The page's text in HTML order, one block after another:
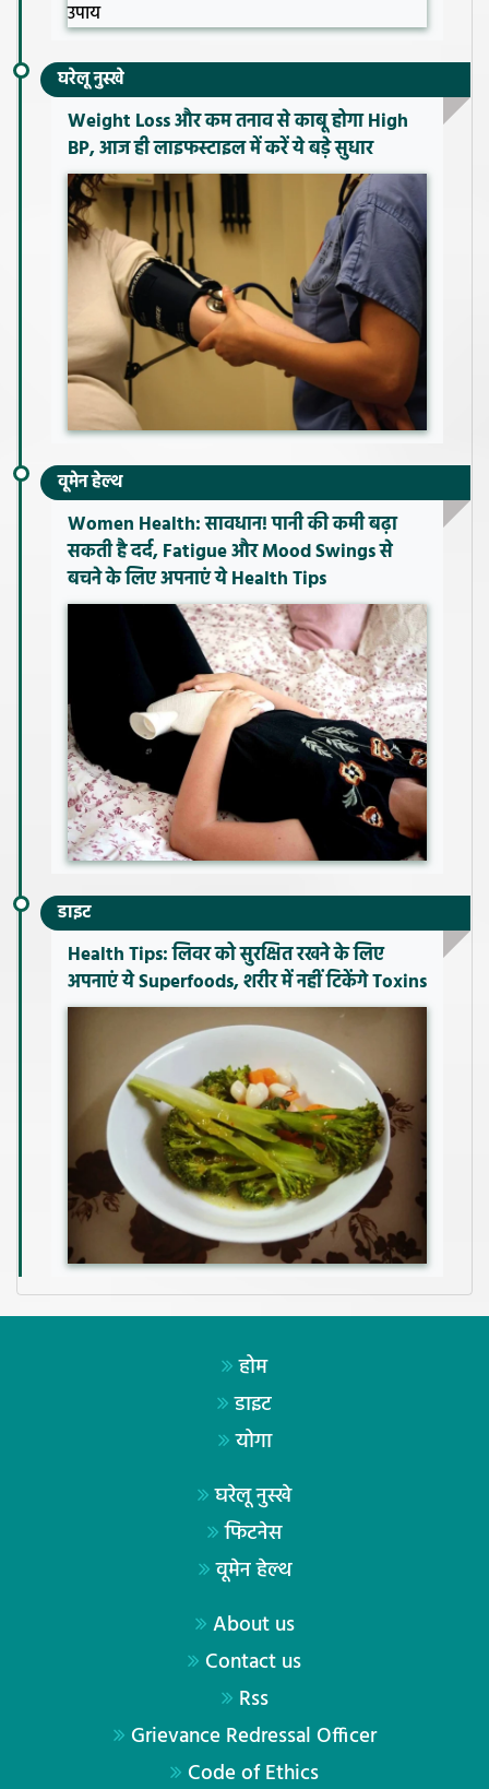
घरेलू नुस्खे
Weight Loss और कम तनाव से काबू होगा High
BP, आज ही लाइफस्टाइल में करें ये बड़े सुधार
वूमेन हेल्थ
Women Health: सावधान! पानी की कमी बढ़ा
सकती है दर्द, Fatigue और Mood Swings से
बचने के लिए अपनाएं ये Health Tips
डाइट
Health Tips: लिवर को सुरक्षित रखने के लिए
अपनाएं ये Superfoods, शरीर में नहीं टिकेंगे Toxins
होम
डाइट
योगा
घरेलू नुस्खे
फिटनेस
वूमेन हेल्थ
About us
Contact us
Rss
Grievance Redressal Officer
Code of Ethics